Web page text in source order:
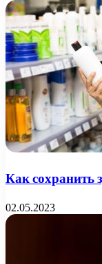
Как сохранить
02.05.2023